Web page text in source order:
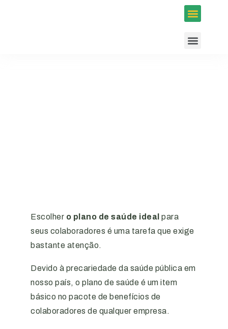
Escolher o plano de saúde ideal para
seus colaboradores é uma tarefa que exige
bastante atenção.
Devido à precariedade da saúde pública em
nosso país, o plano de saúde é um item
básico no pacote de benefícios de
colaboradores de qualquer empresa.